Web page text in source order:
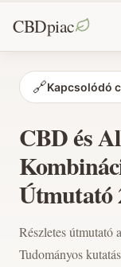
CBDpiac
🔗Kapcsolódó
CBD és
Útmutató
Részletes útmutató
Tudományos